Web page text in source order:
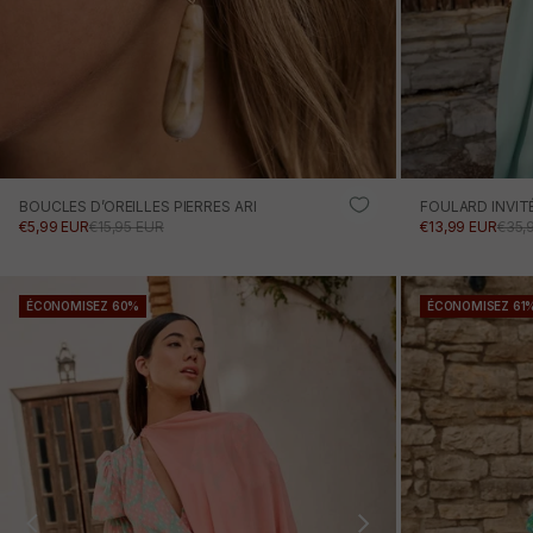
AJOUTER AU PANIER
BOUCLES D’OREILLES PIERRES ARI
PRIX PROMOTIONNEL
€5,99 EURPRIX NORMAL
€15,95 EUR
FOULARD
PRIX
€13,99 EURPRIX
ÉCONOMISEZ 60% ÉCONOMISEZ